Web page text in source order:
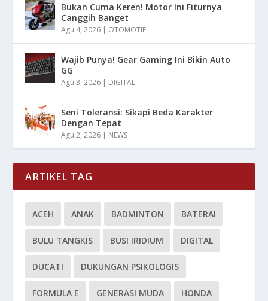
Bukan Cuma Keren! Motor Ini Fiturnya
Canggih Banget
Agu 4, 2026 | OTOMOTIF
Wajib Punya! Gear Gaming Ini Bikin Auto
GG
Agu 3, 2026 | DIGITAL
Seni Toleransi: Sikapi Beda Karakter
Dengan Tepat
Agu 2, 2026 | NEWS
ARTIKEL TAG
ACEH ANAK BADMINTON BATERAI
BULU TANGKIS BUSI IRIDIUM DIGITAL
DUCATI DUKUNGAN PSIKOLOGIS
FORMULA E GENERASI MUDA HONDA